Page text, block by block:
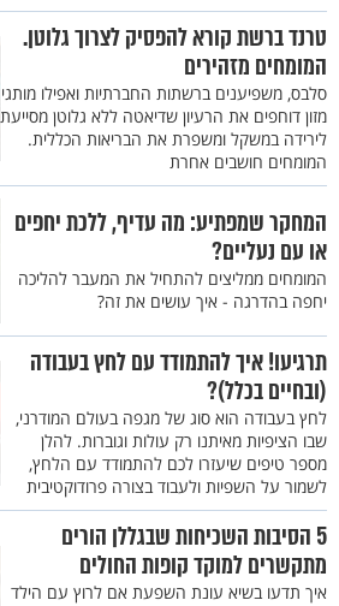
טרנד ברשת קורא להפסיק לצרוך גלוטן.
המומחים מזהירים
סלבס, משפיענים ברשתות החברתיות ואפילו מותגי
מזון דוחפים את הרעיון שדיאטה ללא גלוטן מסייעת
לירידה במשקל ומשפרת את הבריאות הכללית.
המומחים חושבים אחרת
המחקר שמפתיע: מה עדיף, ללכת יחפים
או עם נעליים?
המומחים ממליצים להתחיל את המעבר להליכה
יחפה בהדרגה - איך עושים את זה?
תרגיעו! איך להתמודד עם לחץ בעבודה
(ובחיים בכלל)?
לחץ בעבודה הוא סוג של מגפה בעולם המודרני,
שבו הציפיות מאיתנו רק עולות וגוברות. להלן
מספר טיפים שיעזרו לכם להתמודד עם הלחץ,
לשמור על השפיות ולעבוד בצורה פרודוקטיבית
5 הסיבות השכיחות שבגללן הורים
מתקשרים למוקד קופות החולים
איך תדעו בשיא עונת השפעת אם לרוץ עם הילד